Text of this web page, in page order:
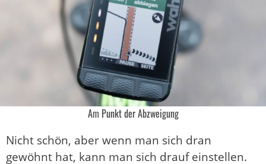
Am Punkt der Abzweigung
Nicht schön, aber wenn man sich dran
gewöhnt hat, kann man sich drauf einstellen.